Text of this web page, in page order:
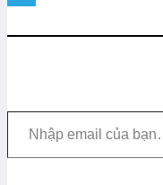
Nhập email của bạn…